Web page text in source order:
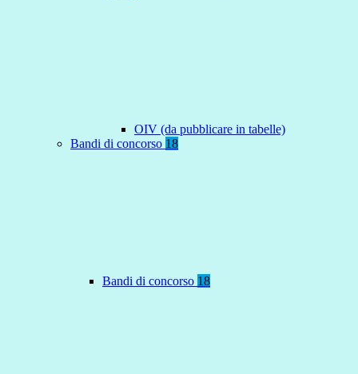
OIV (da pubblicare in tabelle)
Bandi di concorso 18
Bandi di concorso 18